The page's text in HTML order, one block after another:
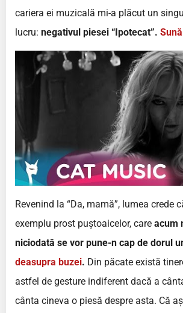
cariera ei muzicală mi-a plăcut un
lucru: negativul piesei “Ipotecat”.
Revenind la “Da, mamă”, lumea crede
exemplu prost puștoaicelor, care acum
niciodată se vor pune-n cap de dorul
deasupra buzei. Din păcate există
astfel de gesture indiferent dacă a
cânta cineva o piesă despre asta. Că